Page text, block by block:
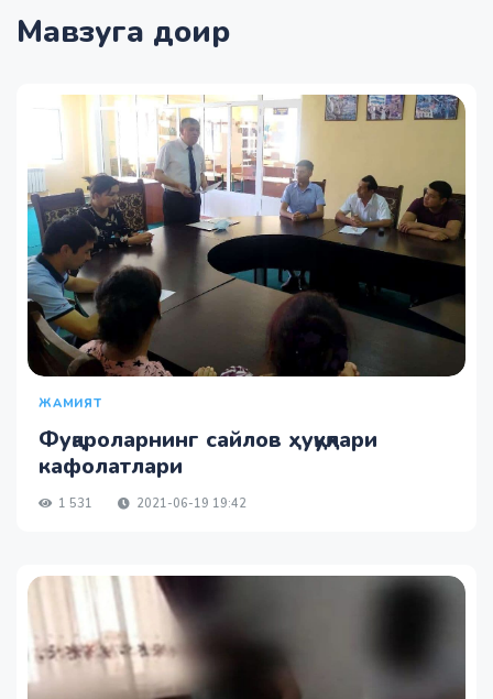
Мавзуга доир
ЖАМИЯТ
Фуқароларнинг сайлов ҳуқуқлари
кафолатлари
1 531 2021-06-19 19:42